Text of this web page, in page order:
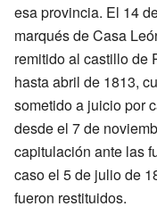
esa provincia. El 14
marqués de Casa
remitido al castillo de
hasta abril de 1813,
sometido a juicio por
desde el 7 de
capitulación ante las
caso el 5 de julio de
fueron restituidos.